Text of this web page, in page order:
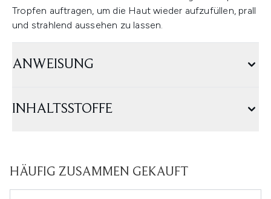
Tropfen auftragen, um die Haut wieder aufzufüllen, prall
und strahlend aussehen zu lassen.
ANWEISUNG
INHALTSSTOFFE
HÄUFIG ZUSAMMEN GEKAUFT